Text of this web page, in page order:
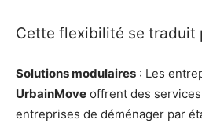
Cette flexibilité se traduit
Solutions modulaires : Les
UrbainMove offrent des
entreprises de déménager par